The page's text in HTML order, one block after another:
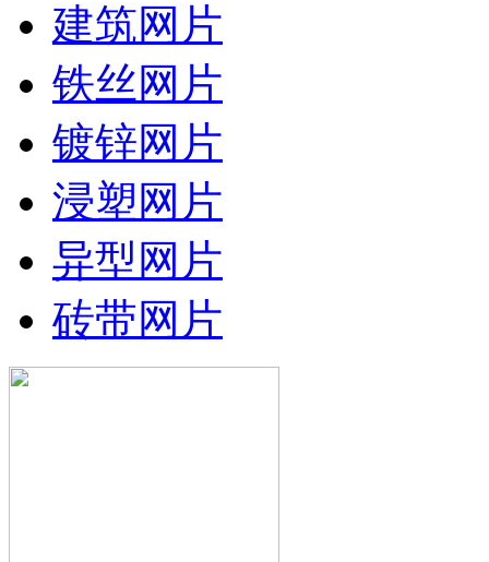
建筑网片
铁丝网片
镀锌网片
浸塑网片
异型网片
砖带网片